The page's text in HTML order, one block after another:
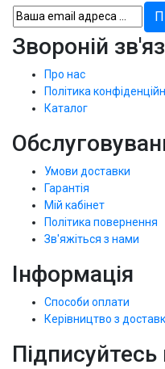
Звороній
Про нас
Політика
Каталог
Умови доставки
Гарантія
Мій кабінет
Політика повернення
Зв'яжіться з нами
Інформація
Способи оплати
Керівництво з
Підписуйтесь